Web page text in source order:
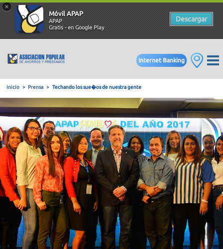
×
Móvil APAP
APAP
Gratis - en Google Play
Descargar
Internet Banking
Inicio Prensa Techando los sue�os de nuestra gente